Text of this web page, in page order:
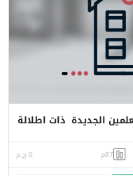
العلمين الجديدة ذات اطلالة
87م 0 ج.م